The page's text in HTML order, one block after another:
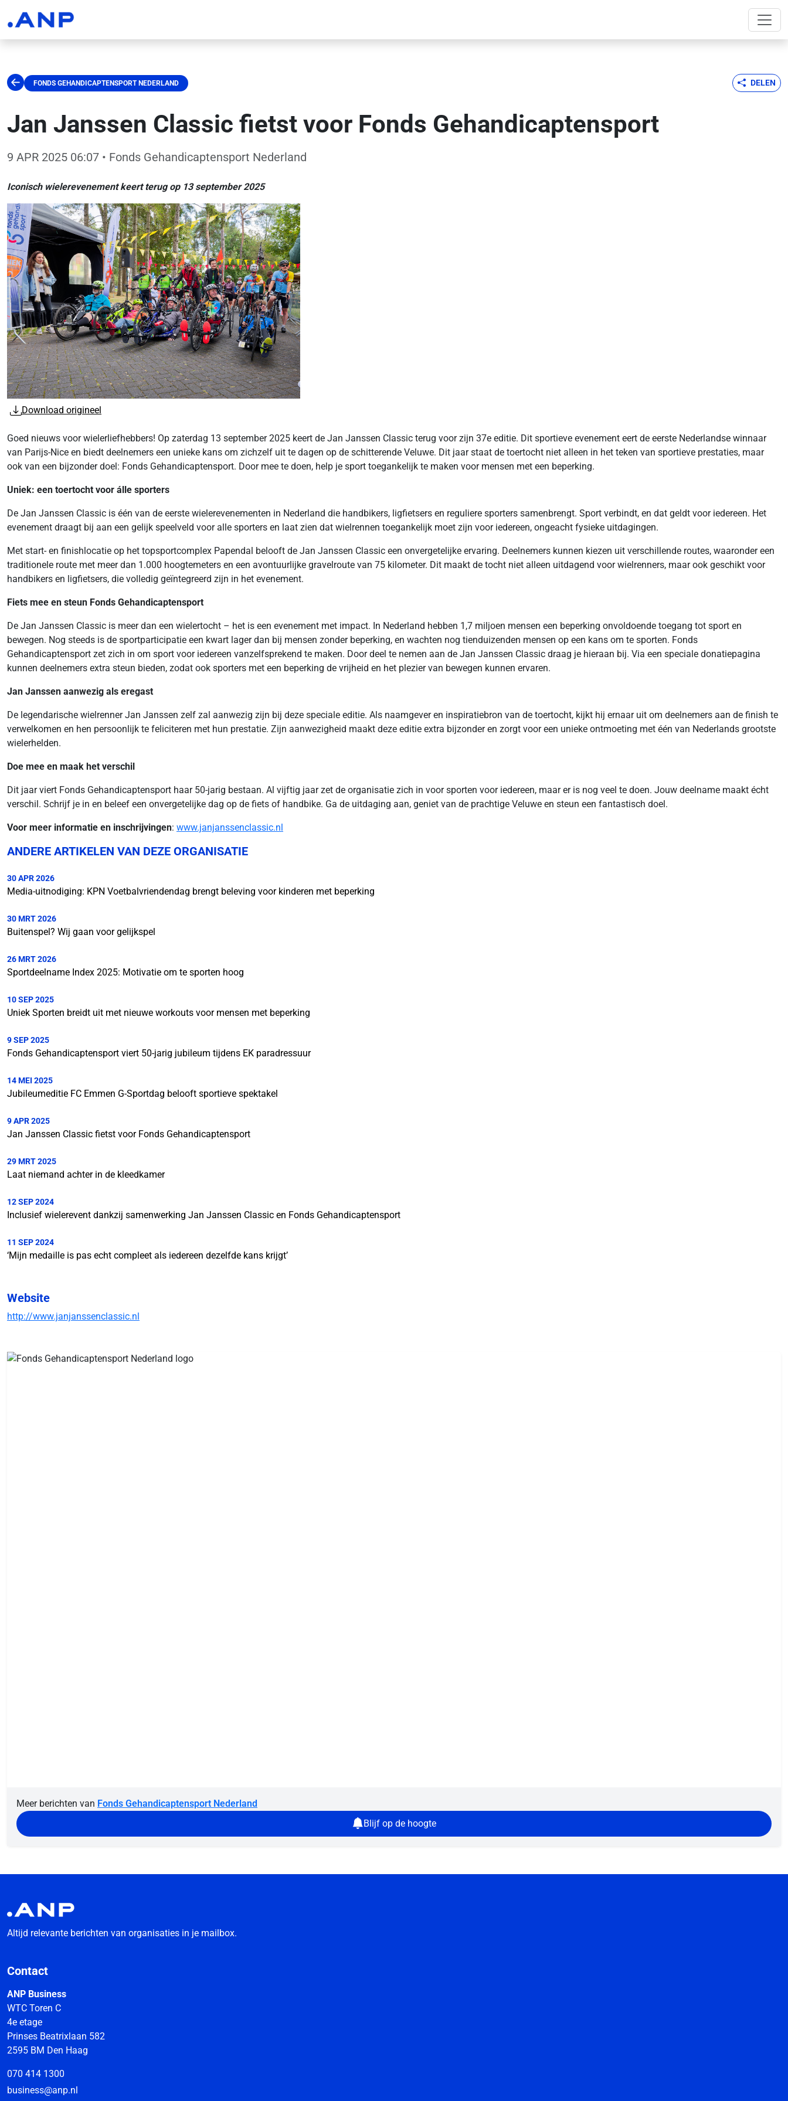
FONDS GEHANDICAPTENSPORT NEDERLAND DELEN
Jan Janssen Classic fietst voor Fonds Gehandicaptensport
9 APR 2025 06:07 • Fonds Gehandicaptensport Nederland
Iconisch wielerevenement keert terug op 13 september 2025
Download origineel
Goed nieuws voor wielerliefhebbers! Op zaterdag 13 september 2025 keert de Jan Janssen Classic terug voor zijn 37e editie. Dit sportieve evenement eert de eerste Nederlandse winnaar
van Parijs-Nice en biedt deelnemers een unieke kans om zichzelf uit te dagen op de schitterende Veluwe. Dit jaar staat de toertocht niet alleen in het teken van sportieve prestaties, maar
ook van een bijzonder doel: Fonds Gehandicaptensport. Door mee te doen, help je sport toegankelijk te maken voor mensen met een beperking.
Uniek: een toertocht voor álle sporters
De Jan Janssen Classic is één van de eerste wielerevenementen in Nederland die handbikers, ligfietsers en reguliere sporters samenbrengt. Sport verbindt, en dat geldt voor iedereen. Het
evenement draagt bij aan een gelijk speelveld voor alle sporters en laat zien dat wielrennen toegankelijk moet zijn voor iedereen, ongeacht fysieke uitdagingen.
Met start- en finishlocatie op het topsportcomplex Papendal belooft de Jan Janssen Classic een onvergetelijke ervaring. Deelnemers kunnen kiezen uit verschillende routes, waaronder een
traditionele route met meer dan 1.000 hoogtemeters en een avontuurlijke gravelroute van 75 kilometer. Dit maakt de tocht niet alleen uitdagend voor wielrenners, maar ook geschikt voor
handbikers en ligfietsers, die volledig geïntegreerd zijn in het evenement.
Fiets mee en steun Fonds Gehandicaptensport
De Jan Janssen Classic is meer dan een wielertocht – het is een evenement met impact. In Nederland hebben 1,7 miljoen mensen een beperking onvoldoende toegang tot sport en
bewegen. Nog steeds is de sportparticipatie een kwart lager dan bij mensen zonder beperking, en wachten nog tienduizenden mensen op een kans om te sporten. Fonds
Gehandicaptensport zet zich in om sport voor iedereen vanzelfsprekend te maken. Door deel te nemen aan de Jan Janssen Classic draag je hieraan bij. Via een speciale donatiepagina
kunnen deelnemers extra steun bieden, zodat ook sporters met een beperking de vrijheid en het plezier van bewegen kunnen ervaren.
Jan Janssen aanwezig als eregast
De legendarische wielrenner Jan Janssen zelf zal aanwezig zijn bij deze speciale editie. Als naamgever en inspiratiebron van de toertocht, kijkt hij ernaar uit om deelnemers aan de finish te
verwelkomen en hen persoonlijk te feliciteren met hun prestatie. Zijn aanwezigheid maakt deze editie extra bijzonder en zorgt voor een unieke ontmoeting met één van Nederlands grootste
wielerhelden.
Doe mee en maak het verschil
Dit jaar viert Fonds Gehandicaptensport haar 50-jarig bestaan. Al vijftig jaar zet de organisatie zich in voor sporten voor iedereen, maar er is nog veel te doen. Jouw deelname maakt écht
verschil. Schrijf je in en beleef een onvergetelijke dag op de fiets of handbike. Ga de uitdaging aan, geniet van de prachtige Veluwe en steun een fantastisch doel.
Voor meer informatie en inschrijvingen: www.janjanssenclassic.nl
ANDERE ARTIKELEN VAN DEZE ORGANISATIE
30 APR 2026
Media-uitnodiging: KPN Voetbalvriendendag brengt beleving voor kinderen met beperking
30 MRT 2026
Buitenspel? Wij gaan voor gelijkspel
26 MRT 2026
Sportdeelname Index 2025: Motivatie om te sporten hoog
10 SEP 2025
Uniek Sporten breidt uit met nieuwe workouts voor mensen met beperking
9 SEP 2025
Fonds Gehandicaptensport viert 50-jarig jubileum tijdens EK paradressuur
14 MEI 2025
Jubileumeditie FC Emmen G-Sportdag belooft sportieve spektakel
9 APR 2025
Jan Janssen Classic fietst voor Fonds Gehandicaptensport
29 MRT 2025
Laat niemand achter in de kleedkamer
12 SEP 2024
Inclusief wielerevent dankzij samenwerking Jan Janssen Classic en Fonds Gehandicaptensport
11 SEP 2024
‘Mijn medaille is pas echt compleet als iedereen dezelfde kans krijgt’
Website
http://www.janjanssenclassic.nl
Meer berichten van Fonds Gehandicaptensport Nederland
Blijf op de hoogte
Altijd relevante berichten van organisaties in je mailbox.
Contact
ANP Business
WTC Toren C
4e etage
Prinses Beatrixlaan 582
2595 BM Den Haag
070 414 1300
business@anp.nl